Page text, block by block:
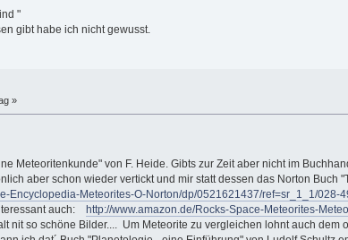
"
gibt habe ich nicht gewusst.
»
Meteoritenkunde" von F. Heide. Gibts zur Zeit aber nicht im
aber schon wieder vertickt und mir statt dessen das Norton Buch
Encyclopedia-Meteorites-O-Norton/dp/0521621437/ref=sr_1_1/
auch: http://www.amazon.de/Rocks-Space-Meteorites-
nit so schöne Bilder.... Um Meteorite zu vergleichen lohnt auch